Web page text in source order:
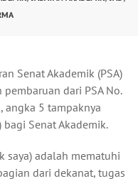
Senat Akademik (PSA)
dari PSA No.
angka 5 tampaknya
bagi Senat Akademik.
saya) adalah mematuhi
dari dekanat, tugas